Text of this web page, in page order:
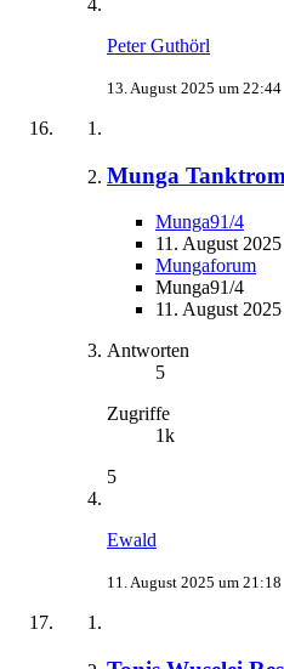
Peter Guthörl
13. August 2025 um 22:44
Munga
Munga91/4
11. August
Mungaforum
Munga91/4
11. August
Antworten
5
Zugriffe
1k
5
Ewald
11. August 2025 um 21:18